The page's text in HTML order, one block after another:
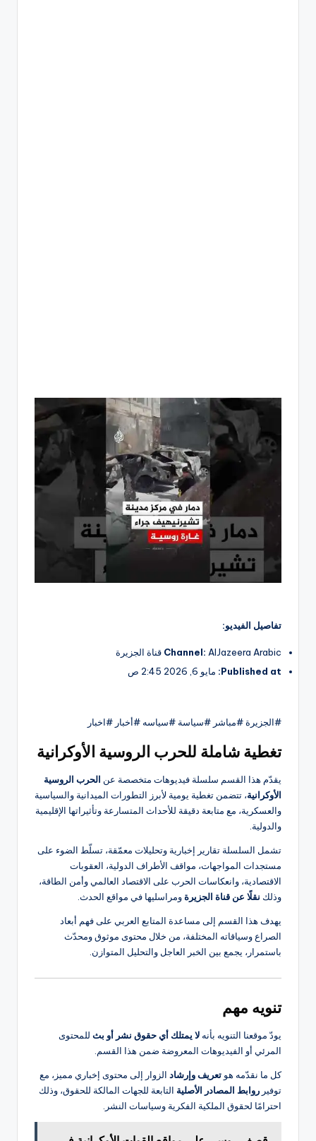
تفاصيل الفيديو:
Channel: AlJazeera Arabic قناة الجزيرة
Published at: مايو 6, 2026 2:45 ص
#الجزيرة #مباشر #سياسة #سياسه #أخبار #اخبار
تغطية شاملة للحرب الروسية الأوكرانية
يقدّم هذا القسم سلسلة فيديوهات متخصصة عن الحرب الروسية
الأوكرانية، تتضمن تغطية يومية لأبرز التطورات الميدانية والسياسية
والعسكرية، مع متابعة دقيقة للأحداث المتسارعة وتأثيراتها الإقليمية
والدولية.
تشمل السلسلة تقارير إخبارية وتحليلات معمّقة، تسلّط الضوء على
مستجدات المواجهات، مواقف الأطراف الدولية، العقوبات
الاقتصادية، وانعكاسات الحرب على الاقتصاد العالمي وأمن الطاقة،
وذلك نقلًا عن قناة الجزيرةومراسليها في مواقع الحدث.
يهدف هذا القسم إلى مساعدة المتابع العربي على فهم أبعاد
الصراع وسياقاته المختلفة، من خلال محتوى موثوق ومحدّث
باستمرار، يجمع بين الخبر العاجل والتحليل المتوازن.
تنويه مهم
يودّ موقعنا التنويه بأنه لا يمتلك أي حقوق نشر أو بث للمحتوى
المرئي أو الفيديوهات المعروضة ضمن هذا القسم.
كل ما نقدّمه هو تعريف وإرشاد الزوار إلى محتوى إخباري مميز، مع
توفير روابط المصادر الأصلية التابعة للجهات المالكة للحقوق، وذلك
احترامًا لحقوق الملكية الفكرية وسياسات النشر.